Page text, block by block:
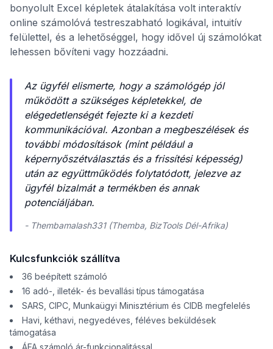
bonyolult Excel képletek átalakítása volt interaktív
online számolóvá testreszabható logikával, intuitív
felülettel, és a lehetőséggel, hogy idővel új számolókat
lehessen bővíteni vagy hozzáadni.
Az ügyfél elismerte, hogy a számológép jól
működött a szükséges képletekkel, de
elégedetlenségét fejezte ki a kezdeti
kommunikációval. Azonban a megbeszélések és
további módosítások (mint például a
képernyőszétválasztás és a frissítési képesség)
után az együttműködés folytatódott, jelezve az
ügyfél bizalmát a termékben és annak
potenciáljában.
- Thembamalash331 (Themba, BizTools Dél-Afrika)
Kulcsfunkciók szállítva
36 beépített számoló
16 adó-, illeték- és bevallási típus támogatása
SARS, CIPC, Munkaügyi Minisztérium és CIDB megfelelés
Havi, kéthavi, negyedéves, féléves beküldések
támogatása
ÁFA számoló ár-funkcionalitással